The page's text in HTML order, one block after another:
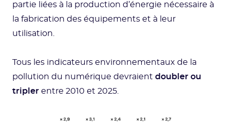
partie liées à la production d’énergie nécessaire à
la fabrication des équipements et à leur
utilisation.
Tous les indicateurs environnementaux de la
pollution du numérique devraient doubler ou
tripler entre 2010 et 2025.